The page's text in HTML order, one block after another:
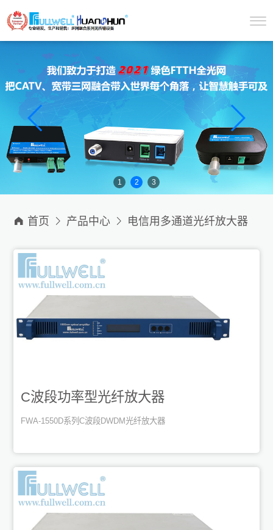
1 2 3
 首页  产品中心  电信用多通道光纤放大器
电信用C波段光纤放大器
C波段功率型光纤放大器
FWA-1550D系列C波段DWDM光纤放大器